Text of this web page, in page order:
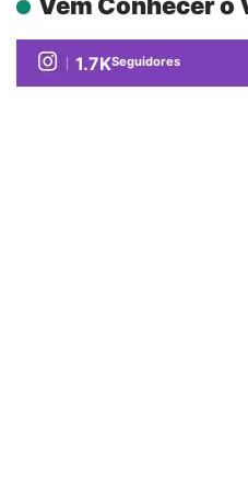
1.7KSeguidores